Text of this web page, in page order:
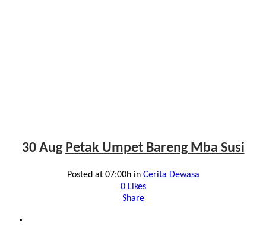
30 Aug Petak Umpet Bareng Mba Susi
Posted at 07:00hin Cerita Dewasa
0Likes
Share